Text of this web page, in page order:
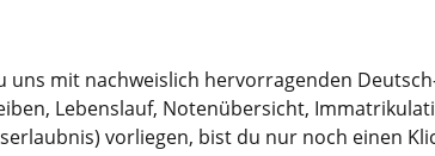
uns mit nachweislich hervorragenden
Lebenslauf, Notenübersicht,
vorliegen, bist du nur noch einen